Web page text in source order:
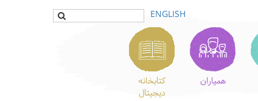
همیاران
کتابخانه
دیجیتال
ENGLISH